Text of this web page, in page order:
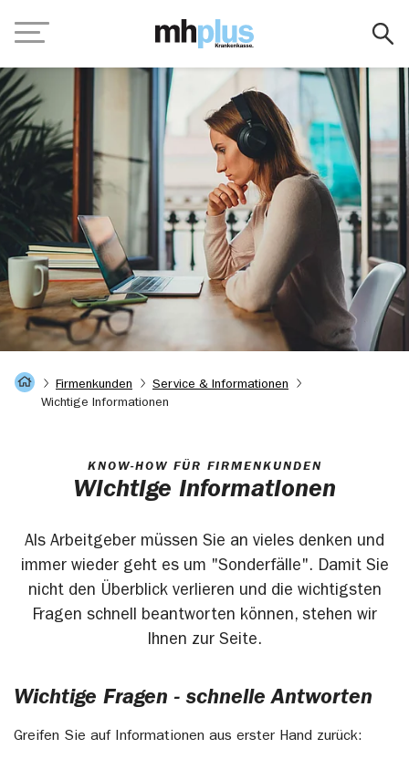
Navigation
Startseite
Firmenkunden
Service & Informationen
Wichtige Informationen
KNOW-HOW FÜR FIRMENKUNDEN
Wichtige Informationen
Als Arbeitgeber müssen Sie an vieles denken und
immer wieder geht es um "Sonderfälle". Damit Sie
nicht den Überblick verlieren und die wichtigsten
Fragen schnell beantworten können, stehen wir
Ihnen zur Seite.
Wichtige Fragen - schnelle Antworten
Greifen Sie auf Informationen aus erster Hand zurück: